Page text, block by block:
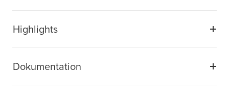
Highlights
Dokumentation